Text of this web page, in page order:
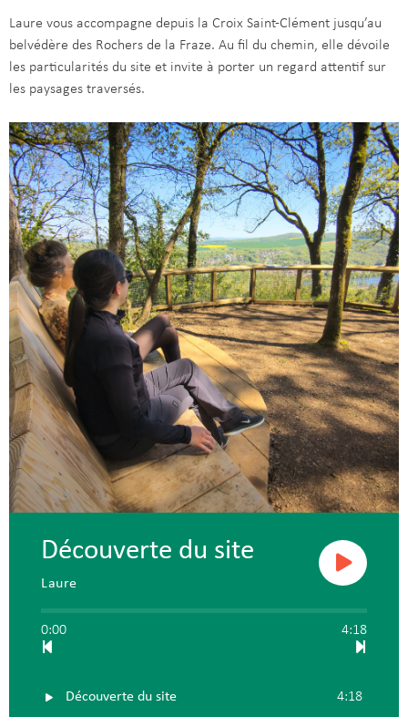
Laure vous accompagne depuis la Croix Saint-Clément jusqu’au
belvédère des Rochers de la Fraze. Au fil du chemin, elle dévoile
les particularités du site et invite à porter un regard attentif sur
les paysages traversés.
Découverte du site
Laure
0:00 4:18
Découverte du site 4:18